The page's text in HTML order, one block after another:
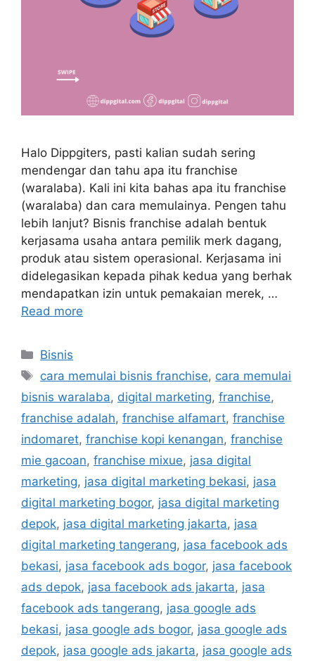
Halo Dippgiters, pasti kalian sudah sering
mendengar dan tahu apa itu franchise
(waralaba). Kali ini kita bahas apa itu franchise
(waralaba) dan cara memulainya. Pengen tahu
lebih lanjut? Bisnis franchise adalah bentuk
kerjasama usaha antara pemilik merk dagang,
produk atau sistem operasional. Kerjasama ini
didelegasikan kepada pihak kedua yang berhak
mendapatkan izin untuk pemakaian merek, …
Read more
Bisnis
cara memulai bisnis franchise, cara memulai
bisnis waralaba, digital marketing, franchise,
franchise adalah, franchise alfamart, franchise
indomaret, franchise kopi kenangan, franchise
mie gacoan, franchise mixue, jasa digital
marketing, jasa digital marketing bekasi, jasa
digital marketing bogor, jasa digital marketing
depok, jasa digital marketing jakarta, jasa
digital marketing tangerang, jasa facebook ads
bekasi, jasa facebook ads bogor, jasa facebook
ads depok, jasa facebook ads jakarta, jasa
facebook ads tangerang, jasa google ads
bekasi, jasa google ads bogor, jasa google ads
depok, jasa google ads jakarta, jasa google ads